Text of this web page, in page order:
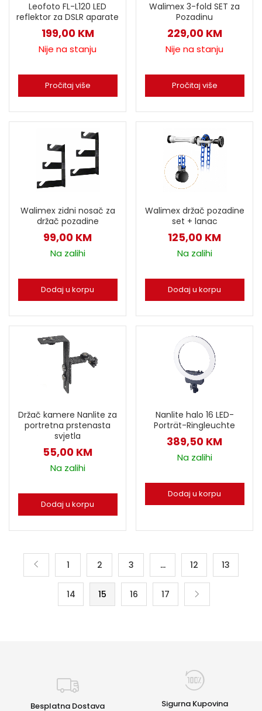
Leofoto FL-L120 LED
reflektor za DSLR aparate
199,00 KM
Nije na stanju
Pročitaj više
Walimex 3-fold SET za
Pozadinu
229,00 KM
Nije na stanju
Pročitaj više
Walimex zidni nosač za
držač pozadine
99,00 KM
Na zalihi
Dodaj u korpu
Walimex držač pozadine
set + lanac
125,00 KM
Na zalihi
Dodaj u korpu
Držač kamere Nanlite za
portretna prstenasta
svjetla
55,00 KM
Na zalihi
Dodaj u korpu
Nanlite halo 16 LED-
Porträt-Ringleuchte
389,50 KM
Na zalihi
Dodaj u korpu
1 2 3 … 12 13
14 15 16 17
Besplatna Dostava Sigurna Kupovina